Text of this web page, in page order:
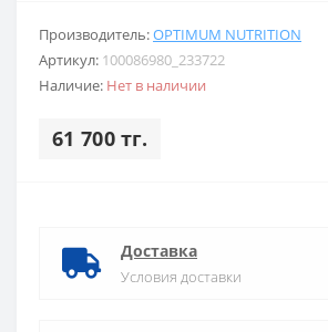
Производитель:OPTIMUM NUTRITION
Артикул: 100086980_233722
Наличие: Нет в наличии
61 700 тг.
Доставка
Условия доставки